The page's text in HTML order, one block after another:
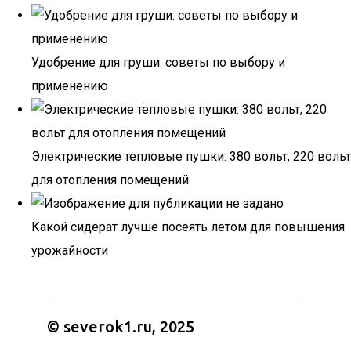
Удобрение для груши: советы по выбору и
применению
Электрические тепловые пушки: 380 вольт, 220 вольт
для отопления помещений
Какой сидерат лучше посеять летом для повышения
урожайности
© severok1.ru, 2025